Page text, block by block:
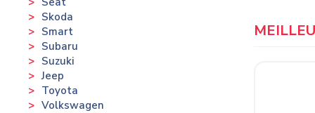
Skoda
Smart
Subaru
Suzuki
Jeep
Toyota
Volkswagen